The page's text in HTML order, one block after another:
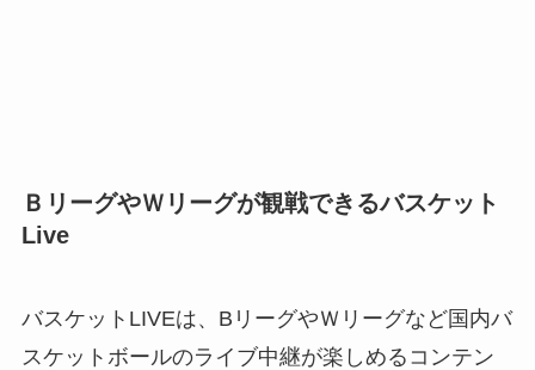
ＢリーグやＷリーグが観戦できるバスケット
Live
バスケットLIVEは、BリーグやＷリーグなど国内バ
スケットボールのライブ中継が楽しめるコンテン